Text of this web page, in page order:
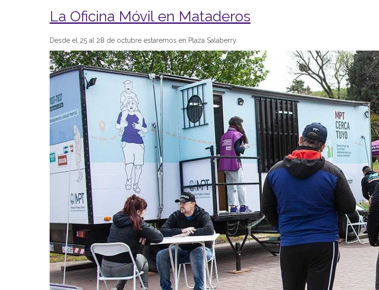
La Oficina Móvil en Mataderos
Desde el 25 al 28 de octubre estaremos en Plaza Salaberry.